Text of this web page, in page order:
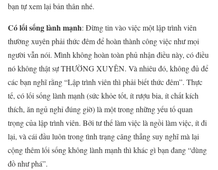
bạn tự xem lại bản thân nhé.
Có lối sống lành mạnh: Đừng tin vào việc một lập trình viên
thường xuyên phải thức đêm để hoàn thành công việc như mọi
người vẫn nói. Mình không hoàn toàn phủ nhận điều này, có điều
nó không thật sự THƯỜNG XUYÊN. Và nhiêu đó, không đủ để
các bạn nghĩ rằng “Lập trình viên thì phải biết thức đêm”. Thực
tế, có lối sống lành mạnh (sức khỏe tốt, ít rượu bia, ít chất kích
thích, ăn ngủ nghỉ đúng giờ) là một trong những yếu tố quan
trọng của lập trình viên. Bởi tư thế làm việc là ngồi làm việc, ít đi
lại, và cái đầu luôn trong tình trạng căng thẳng suy nghĩ mà lại
cộng thêm lối sống không lành mạnh thì khác gì bạn đang “dùng
đồ như phá”.